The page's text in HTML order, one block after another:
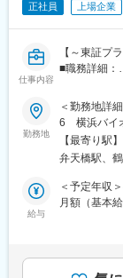
当いただきま
１年～３年
表例は『ミ
商品や現状
とができます
・平均残業
＜ご経験や
・中長期的
・仕組みや
実施する業務
茶「日東紅
正社員 上場企業
仕事内容
【～東証プ
■職務詳細：
・各大学や
・営業に活
の申請等
■中央研究所
自社素材の
を設計でき
勤務地
＜勤務地詳
6 横浜バイ
策：屋内喫
【最寄り駅】
弁天橋駅、
給与
＜予定年収
月額（基本
給与詳細は